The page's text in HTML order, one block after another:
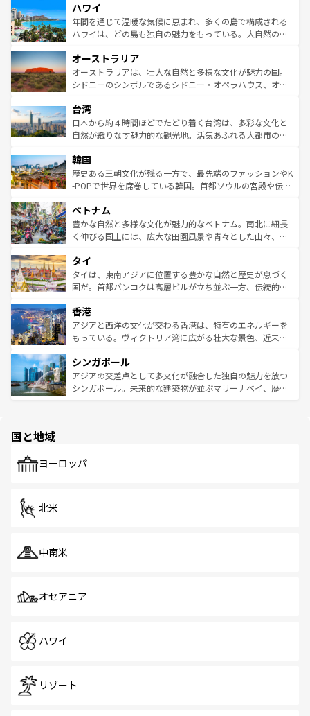
ば市内交通費無料で観光を楽しむこともできる。 なお、新
着のスイス情報はコンテンツ一覧 を参照してほしい。
のような巨大都市は、観光、ショッピング、エンターテイ
ンメントが詰まった刺激的なスポットだ。一方、アメリカ
西部には大自然が広がり、グランドキャニオンやイエロー
部のニューオーリンズでは、音楽と美食が融合した独特の
文化が魅力。旅行者はアメリカの各地域で異なる魅力を楽
しみながら、その多様性と豊かな歴史を感じることができ
ならではの贅沢な旅のスタイルだ。 なお、新着のアメリカ
情報はコンテンツ一覧を参照してほしい。
ハワイ
年間を通じて温暖な気候に恵まれ、多くの島で構成される
ハワイは、どの島も独自の魅力をもっている。大自然の神
ワイ島は見逃せない。また、定番の観光地といえばオアフ
島だが、静かな自然を求めるならマウイ島やカウアイ島が
おすすめ。エメラルドグリーンに輝く海をはじめ、豊かな
れるおもてなしの心で訪れる人々を迎えてくれるハワイの
人々、おいしいローカルフードやハワイアンミュージッ
ク、伝統的なフラダンスなど、すべてがハワイの魅力を彩
ワイを、存分に味わってほしい。 なお、新着のハワイ情報
はコンテンツ一覧を参照してほしい。
オーストラリア
オーストラリアは、壮大な自然と多様な文化が魅力の国。
シドニーのシンボルであるシドニー・オペラハウス、オー
リアリーフや大陸中央部にそびえるウルル（エアーズロッ
ク）、タスマニアの美しい原生林やケアンズの熱帯雨林な
ど、見どころがたくさん。また、カフェやワイン、オージ
いる。アクティビティも充実しており、サーフィンやダイ
ビング、ハイキングなど、アウトドア好きにはたまらな
い。オーストラリアの多彩な魅力を存分に味わいつくそ
参照してほしい。
台湾
日本から約４時間ほどでたどり着く台湾は、多彩な文化と
自然が織りなす魅力的な観光地。活気あふれる大都市の台
ン）、静ひつな山岳地帯である台湾東部など、都市の喧騒
と山間の静けさが共存しており、訪れる人に新しい発見と
驚きをもたらしてくれる。また、奥深い台湾の食文化も魅
容にもいいと評判のスイーツなど、バラエティ豊かな料理
が味わえる。 なお、新着の台湾情報は コンテンツ一覧を参
照してほしい。
韓国
歴史ある王朝文化が残る一方で、最先端のファッションやK
-POPで世界を席巻している韓国。首都ソウルの宮殿や伝統
き、地方に足を延ばせば四季折々の自然美を楽しむことが
できる。そして、キムチや焼肉、絶品のストリートフード
まで、さまざまな韓国料理が待っている。夜には、韓国な
リティに包まれながら、韓国の多彩な魅力を心ゆくまで味
わってみてほしい。 なお、新着の韓国情報はコンテンツ一
覧を参照してほしい。
ベトナム
豊かな自然と多様な文化が魅力的なベトナム。南北に細長
く伸びる国土には、広大な田園風景や青々とした山々、世
急速な発展と共に伝統が息づく。ハノイの古い町並みやホ
ーチミン市のフランス統治時代の建物も、独特の雰囲気を
醸し出している。また、バラエティの豊かさとおいしさで
とつ。フォーやバインミー、ベトナムコーヒーなどは、ぜ
ひ現地で味わいたい。どの地域を訪れてもあたたかい人々
が旅行者を迎えてくれるので、きっと忘れられない旅にな
参照してほしい。
タイ
タイは、東南アジアに位置する豊かな自然と歴史が息づく
国だ。首都バンコクは高層ビルが立ち並ぶ一方、伝統的な
の活気が交差している。北部ではチェンマイなどの山岳地
帯で自然と触れ合い、南部ではプーケットやクラビの美し
いビーチでリゾート気分を楽しむことができる。タイ料理
激する。気候は一年中温暖で、どの季節にも異なる楽しみ
が待っている。親しみやすいタイの人々、仏教を中心とし
た文化、そして多様な観光資源が、訪れる旅人を魅了し続
香港
アジアと西洋の文化が交わる香港は、特有のエネルギーを
もっている。ヴィクトリア湾に広がる壮大な景色、近未来
み、どこを訪れても感動するはず。観光スポットが密集し
ており、効率よく見どころを回れるのも魅力。息をのむよ
うな絶景から文化的な体験まで、香港を存分に楽しみ尽く
シンガポール
アジアの交差点として多文化が融合した独自の魅力を放つ
シンガポール。未来的な建築物が並ぶマリーナベイ、歴史
で、ホーカーズは地元の風情を楽しめる外せないスポット
国と地域
ヨーロッパ
北米
中南米
オセアニア
ハワイ
リゾート